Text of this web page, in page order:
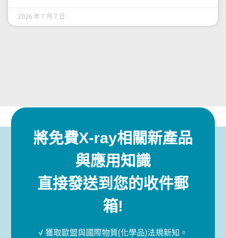
2026 年 7 月 7 日
將免費X-ray相關新產品
與應用知識
直接發送到您的收件郵
箱!
√ 獲取歐盟與國際物質(化學品)法規新知。